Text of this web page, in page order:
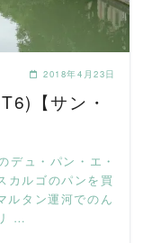
2018年4月23日
【サン・
デュ・パン・エ・
ルゴのパンを買
ルタン運河でのん
…